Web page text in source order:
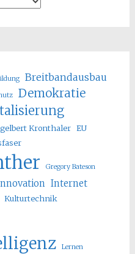
Breitbandausbau
Demokratie
Kronthaler EU
Gregory Bateson
Internet
Kulturtechnik
Lernen